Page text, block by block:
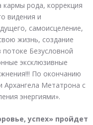
кармы рода, коррекция
видения и
самоисцеление,
жизнь, создание
Безусловной
эксклюзивные
По окончанию
Архангела Метатрона с
энергиями».
успех» пройдет